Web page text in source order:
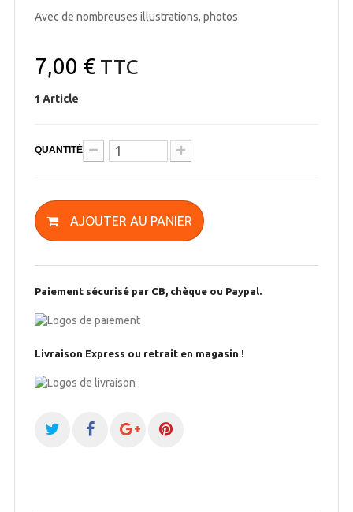
Avec de nombreuses illustrations, photos
7,00 €TTC
1 Article
QUANTITÉ
AJOUTER AU PANIER
Paiement sécurisé par CB, chèque ou Paypal.
Livraison Express ou retrait en magasin !